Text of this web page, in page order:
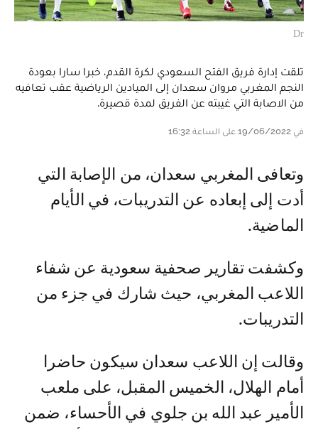
Dr
تلقت إدارة فريق الفتح السعودي لكرة القدم، خبرا سارا بعودة
النجم المغربي مروان سعدان إلى الميادين الرياضية عقب تعافيه
من الاصابة التي غيبته عن الفريق لمدة قصيرة.
في 19/06/2022 على الساعة 16:32
وتعافى المغربي سعدان، من الإصابة التي
أدت إلى إبعاده عن التدريبات، في الأيام
الماضية.
وكشفت تقارير صحفية سعودية عن شفاء
اللاعب المغربي، حيث شارك في جزء من
التدريبات.
وقالت إن اللاعب سعدان سيكون حاضرا
أمام الهلال، الخميس المقبل، على ملعب
الأمير عبد الله بن جلوي في الأحساء، ضمن